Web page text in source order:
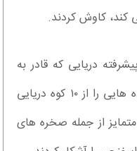
کند، کاوش کردند.
دریایی که قادر به
غواصی در عمق ۴۵۰۰ متری بود، داده هایی را از ۱۰ کوه دریایی
از جمله صخره های